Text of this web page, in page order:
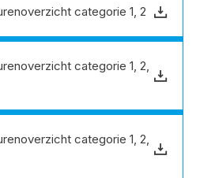
categorie 1, 2
categorie 1, 2,
categorie 1, 2,